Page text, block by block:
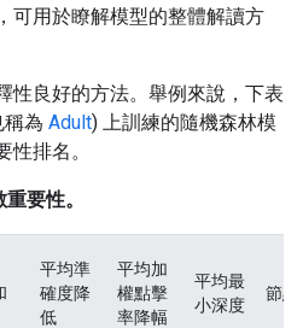
可用於瞭解模型的整體解讀方
性良好的方法。舉例來說，下表
稱為 Adult) 上訓練的隨機森林模
排名。
要性。
平均準
確度降
低
平均加
權點擊
率降幅
平均最
小深度
節點